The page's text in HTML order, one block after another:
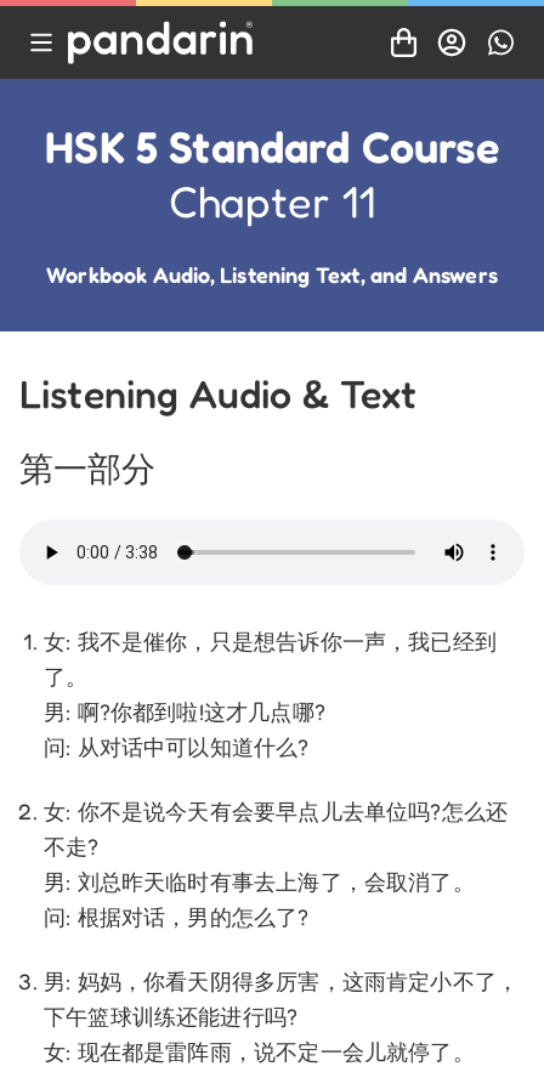
HSK 5 Standard Course
Chapter 11
Workbook Audio, Listening Text, and Answers
Listening Audio & Text
第一部分
女: 我不是催你，只是想告诉你一声，我已经到
了。
男: 啊?你都到啦!这才几点哪?
问: 从对话中可以知道什么?
女: 你不是说今天有会要早点儿去单位吗?怎么还
不走?
男: 刘总昨天临时有事去上海了，会取消了。
问: 根据对话，男的怎么了?
男: 妈妈，你看天阴得多厉害，这雨肯定小不了，
下午篮球训练还能进行吗?
女: 现在都是雷阵雨，说不定一会儿就停了。